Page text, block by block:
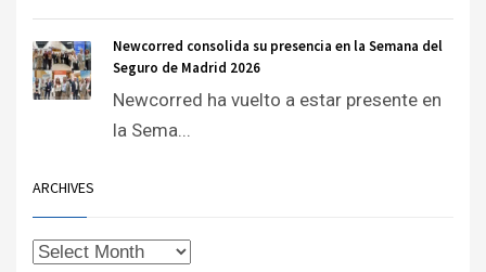
Newcorred consolida su presencia en la Semana del
Seguro de Madrid 2026
Newcorred ha vuelto a estar presente en
la Sema...
ARCHIVES